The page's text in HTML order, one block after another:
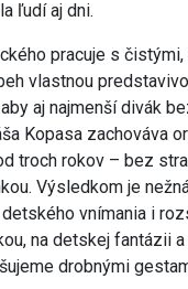
ľudí aj dni.
pracuje s
vlastnou
aj najmenší divák
Kopasa zachováva
troch rokov – bez
Výsledkom je
vnímania i
na detskej fantázii
drobnými